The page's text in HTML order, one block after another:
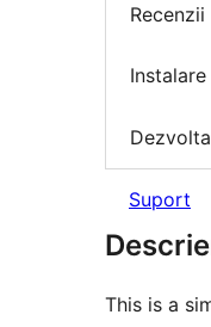
Recenzii
Instalare
Suport
This is a